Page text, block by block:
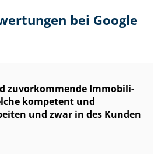
bei Google
zuvorkommende Im­mo­bi­li­
kompetent und
und zwar in des Kunden